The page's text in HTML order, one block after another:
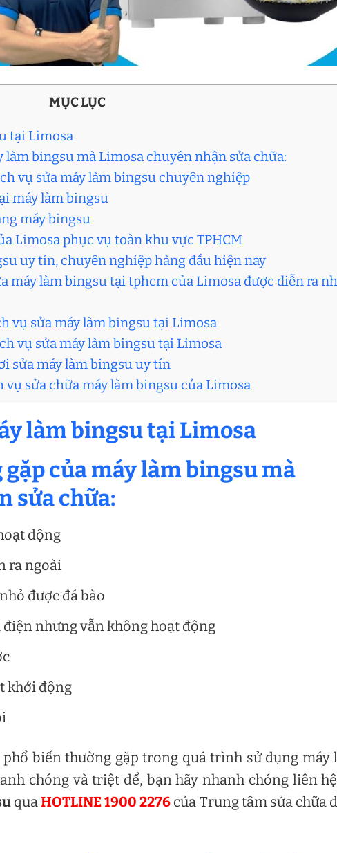
MỤC LỤC
tại Limosa
làm bingsu mà Limosa chuyên nhận sửa chữa:
vụ sửa máy làm bingsu chuyên nghiệp
máy làm bingsu
máy bingsu
Limosa phục vụ toàn khu vực TPHCM
uy tín, chuyên nghiệp hàng đầu hiện nay
máy làm bingsu tại tphcm của Limosa được diễn ra
vụ sửa máy làm bingsu tại Limosa
vụ sửa máy làm bingsu tại Limosa
sửa máy làm bingsu uy tín
vụ sửa chữa máy làm bingsu của Limosa
làm bingsu tại Limosa
gặp của máy làm bingsu mà
sửa chữa:
động
ra ngoài
được đá bào
nhưng vẫn không hoạt động
khởi động
biến thường gặp trong quá trình sử dụng máy
chóng và triệt để, bạn hãy nhanh chóng liên
quaHOTLINE 1900 2276 của Trung tâm sửa chữa